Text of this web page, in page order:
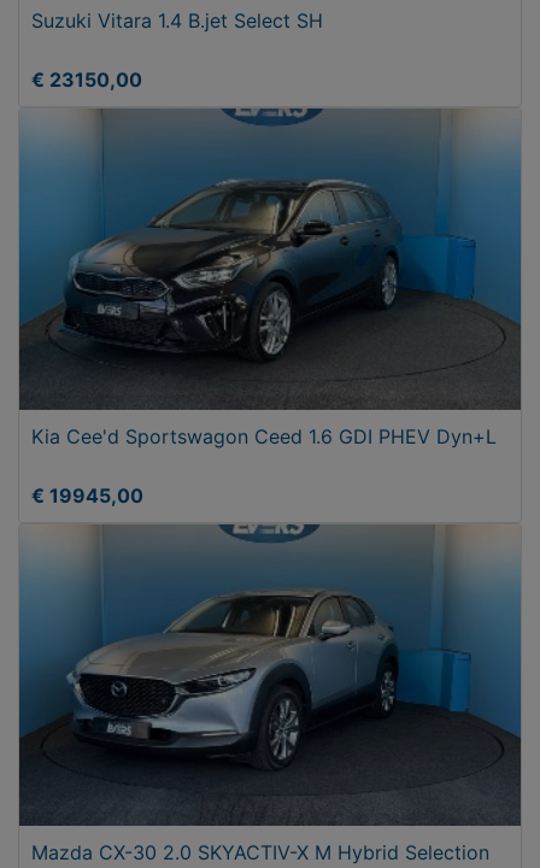
Suzuki Vitara 1.4 B.jet Select SH
€ 23150,00
Kia Cee'd Sportswagon Ceed 1.6 GDI PHEV Dyn+L
€ 19945,00
Mazda CX-30 2.0 SKYACTIV-X M Hybrid Selection